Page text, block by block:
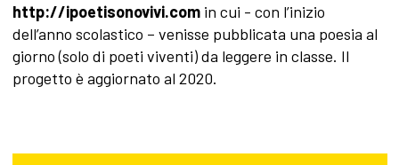
http://ipoetisonovivi.com in cui - con l’inizio
dell’anno scolastico – venisse pubblicata una poesia al
giorno (solo di poeti viventi) da leggere in classe. Il
progetto è aggiornato al 2020.